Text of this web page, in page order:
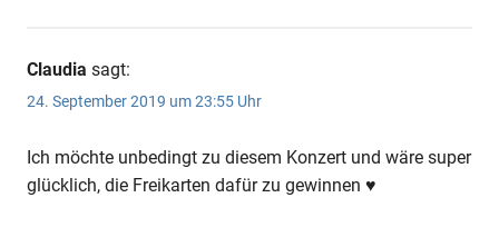
Claudia sagt:
24. September 2019 um 23:55 Uhr
Ich möchte unbedingt zu diesem Konzert und wäre super
glücklich, die Freikarten dafür zu gewinnen ♥️